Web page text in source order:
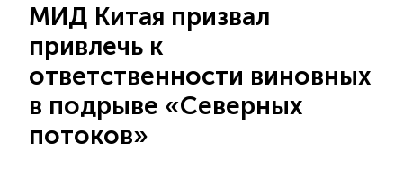
МИД Китая призвал
привлечь к
ответственности виновных
в подрыве «Северных
потоков»